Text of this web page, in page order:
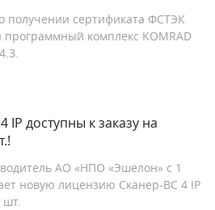
сертификата ФСТЭК
комплекс KOMRAD
доступны к заказу на
АО «НПО «Эшелон» с 1
новую лицензию Сканер-ВС 4 IP
шт.